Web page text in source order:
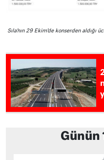
Sıla’nın 29 Ekim’de konserden aldığı
Günün